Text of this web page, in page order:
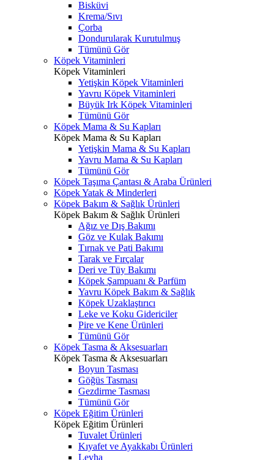
Bisküvi
Krema/Sıvı
Çorba
Dondurularak Kurutulmuş
Tümünü Gör
Köpek Vitaminleri
Köpek Vitaminleri
Yetişkin Köpek Vitaminleri
Yavru Köpek Vitaminleri
Büyük Irk Köpek Vitaminleri
Tümünü Gör
Köpek Mama & Su Kapları
Köpek Mama & Su Kapları
Yetişkin Mama & Su Kapları
Yavru Mama & Su Kapları
Tümünü Gör
Köpek Taşıma Çantası & Araba Ürünleri
Köpek Yatak & Minderleri
Köpek Bakım & Sağlık Ürünleri
Köpek Bakım & Sağlık Ürünleri
Ağız ve Dış Bakımı
Göz ve Kulak Bakımı
Tırnak ve Pati Bakımı
Tarak ve Fırçalar
Deri ve Tüy Bakımı
Köpek Şampuanı & Parfüm
Yavru Köpek Bakım & Sağlık
Köpek Uzaklaştırıcı
Leke ve Koku Gidericiler
Pire ve Kene Ürünleri
Tümünü Gör
Köpek Tasma & Aksesuarları
Köpek Tasma & Aksesuarları
Boyun Tasması
Göğüs Tasması
Gezdirme Tasması
Tümünü Gör
Köpek Eğitim Ürünleri
Köpek Eğitim Ürünleri
Tuvalet Ürünleri
Kıyafet ve Ayakkabı Ürünleri
Levha